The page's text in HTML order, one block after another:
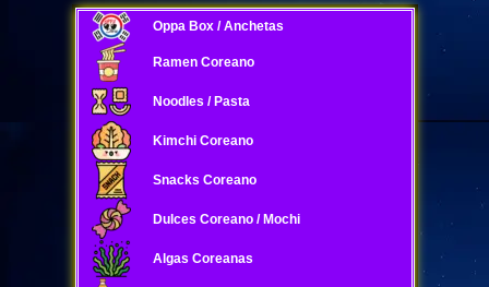
Oppa Box / Anchetas
Ramen Coreano
Noodles / Pasta
Kimchi Coreano
Snacks Coreano
Dulces Coreano / Mochi
Algas Coreanas